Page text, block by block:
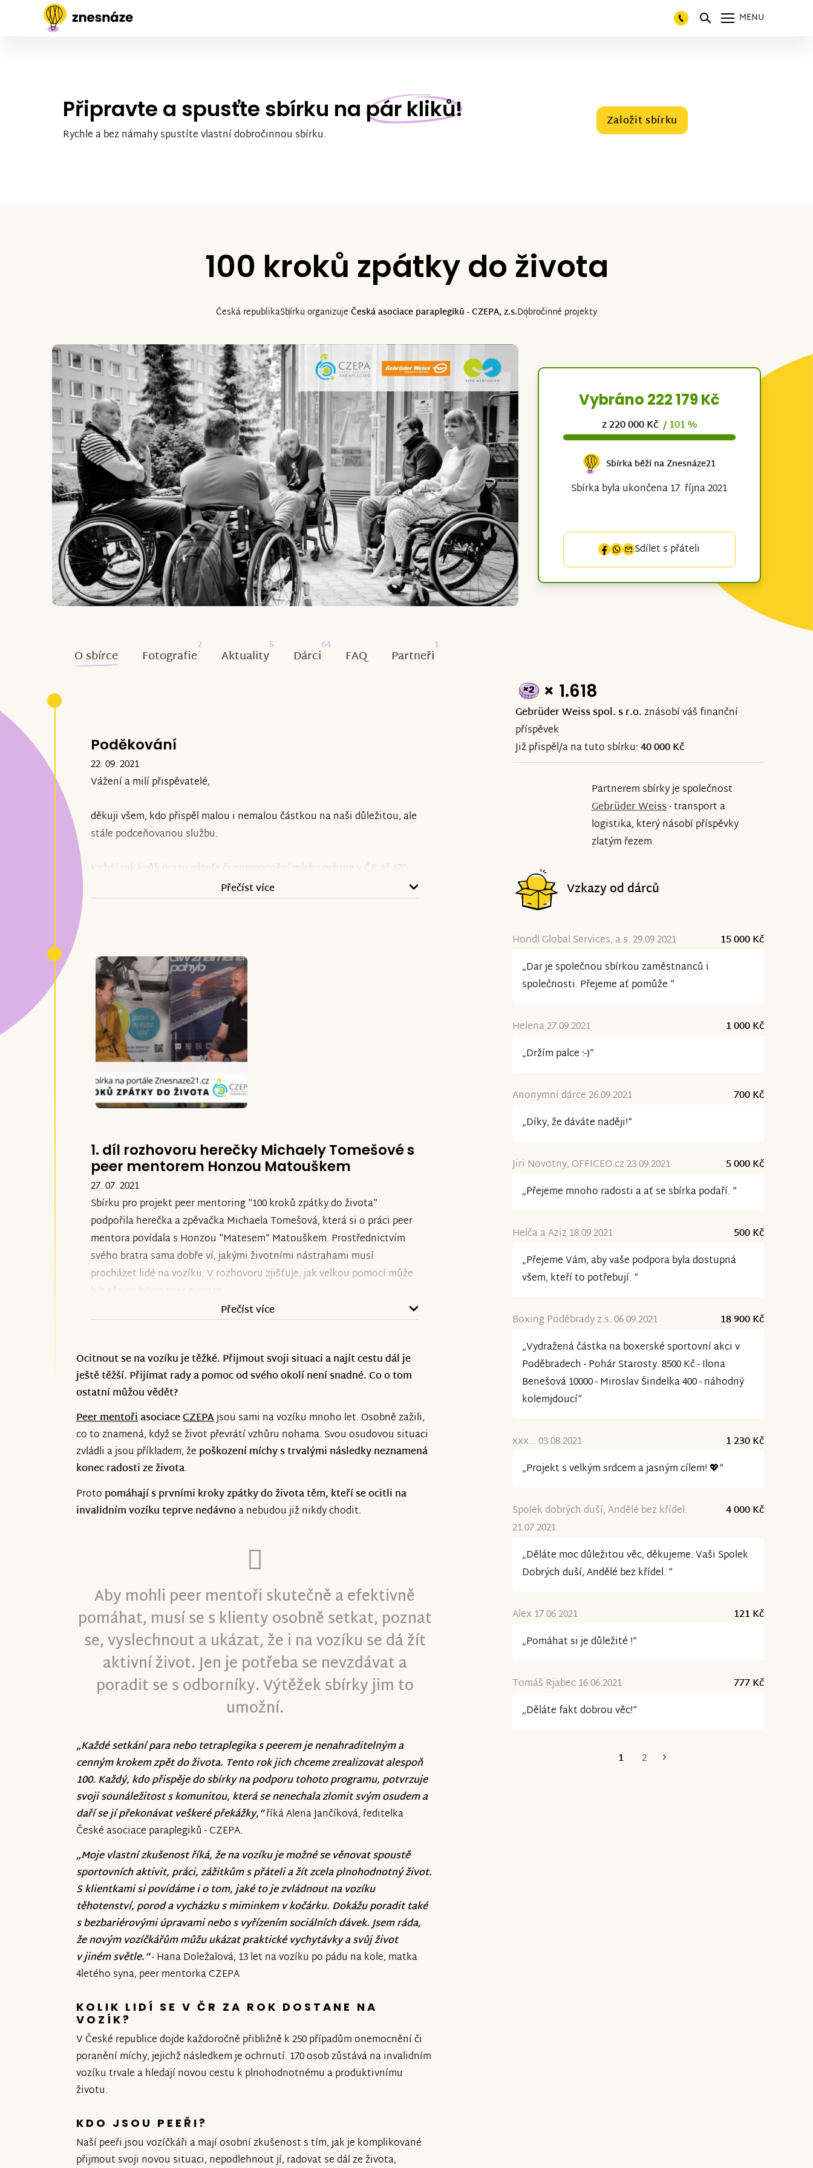
MENU
Připravte a spusťte sbírku na pár kliků!
Rychle a bez námahy spustíte vlastní dobročinnou sbírku.
Založit sbírku
100 kroků zpátky do života
Česká republikaSbírku organizuje Česká asociace paraplegiků - CZEPA, z.s.Dobročinné projekty
Vybráno 222 179 Kč
z 220 000 Kč / 101 %
Sbírka běží na Znesnáze21
Sbírka byla ukončena 17. října 2021
Sdílet s přáteli
O sbírce Fotografie
2
Aktuality
5
Dárci
64
FAQ Partneři
1
Poděkování
22. 09. 2021
Vážení a milí přispěvatelé,
děkuji všem, kdo přispěl malou i nemalou částkou na naši důležitou, ale
stále podceňovanou službu.
Každý rok kvůli úrazu páteře či onemocnění míchy ochrne v ČR až 170
Dobrá praxe ze zahraničí (Švýcarsko, Norsko) ukazuje, že nejlepší
metodou, jak vystoupit z traumatu a brzy přijmout svůj zdravotní stav
životě. A přitom by stačilo tak málo a nestydět se říct si o pomoc. Mít
vedle sebe někoho, kdo vám rozumí a ukáže, že život na vozíku
nekončí.
Všichni řeší bezbariérové úpravy bydlení, výběr a zajištění potřebných
kompenzačních pomůcek, základní soběstačnost v běžných
každodenních aktivitách, své pracovní zapojení i roli v rodině, ale
především psychicky zvládnout to, že už budete navždy „jinej“. Podporu
může čerpat člověk na vozíku i jeho rodina.
Alena Jančíková, ředitelka CZEPA
Přečíst více
1. díl rozhovoru herečky Michaely Tomešové s
peer mentorem Honzou Matouškem
27. 07. 2021
Sbírku pro projekt peer mentoring "100 kroků zpátky do života"
podpořila herečka a zpěvačka Michaela Tomešová, která si o práci peer
mentora povídala s Honzou "Matesem" Matouškem. Prostřednictvím
svého bratra sama dobře ví, jakými životními nástrahami musí
procházet lidé na vozíku. V rozhovoru zjišťuje, jak velkou pomocí může
být těmto lidem peer mentor.
Sledujte první díl rozhovoruZDE. Podporu můžete vyjádřit sdílením
Výtěžek sbírky umožní 100 setkání peerů a klientů, kteří potřebují
pomoci.
Více o projektu také na:
https://peermentor.cz
Přečíst více
Ocitnout se na vozíku je těžké. Přijmout svoji situaci a najít cestu dál je
ještě těžší. Přijímat rady a pomoc od svého okolí není snadné. Co o tom
ostatní můžou vědět?
Peer mentořiasociaceCZEPAjsou sami na vozíku mnoho let. Osobně zažili,
co to znamená, když se život převrátí vzhůru nohama. Svou osudovou situaci
zvládli a jsou příkladem, že poškození míchy s trvalými následky neznamená
konec radosti ze života.
Proto pomáhají s prvními kroky zpátky do života těm, kteří se ocitli na
invalidním vozíku teprve nedávnoa nebudou již nikdy chodit.
Aby mohli peer mentoři skutečně a efektivně
pomáhat, musí se s klienty osobně setkat, poznat
se, vyslechnout a ukázat, že i na vozíku se dá žít
aktivní život. Jen je potřeba se nevzdávat a
poradit se s odborníky. Výtěžek sbírky jim to
umožní.
„Každé setkání para nebo tetraplegika s peerem je nenahraditelným a
cenným krokem zpět do života. Tento rok jich chceme zrealizovat alespoň
100. Každý, kdo přispěje do sbírky na podporu tohoto programu, potvrzuje
svoji sounáležitost s komunitou, která se nenechala zlomit svým osudem a
daří se jí překonávat veškeré překážky,“říká Alena Jančíková, ředitelka
České asociace paraplegiků - CZEPA.
„Moje vlastní zkušenost říká, že na vozíku je možné se věnovat spoustě
sportovních aktivit, práci, zážitkům s přáteli a žít zcela plnohodnotný život.
S klientkami si povídáme i o tom, jaké to je zvládnout na vozíku
těhotenství, porod a vycházku s miminkem v kočárku. Dokážu poradit také
s bezbariérovými úpravami nebo s vyřízením sociálních dávek. Jsem ráda,
že novým vozíčkářům můžu ukázat praktické vychytávky a svůj život
v jiném světle.“- Hana Doležalová, 13 let na vozíku po pádu na kole, matka
4letého syna, peer mentorka CZEPA
KOLIK LIDÍ SE V ČR ZA ROK DOSTANE NA
VOZÍK?
V České republice dojde každoročně přibližně k 250 případům onemocnění či
poranění míchy, jejichž následkem je ochrnutí. 170 osob zůstává na invalidním
vozíku trvale a hledají novou cestu k plnohodnotnému a produktivnímu
životu.
KDO JSOU PEEŘI?
Naší peeři jsou vozíčkáři a mají osobní zkušenost s tím, jak je komplikované
přijmout svoji novou situaci, nepodlehnout jí, radovat se dál ze života,
× 1.618
Gebrüder Weiss spol. s r.o.znásobí váš finanční
příspěvek
Již přispěl/a na tuto sbírku:40 000 Kč
Partnerem sbírky je společnost
Gebrüder Weiss- transport a
logistika, který násobí příspěvky
zlatým řezem.
Vzkazy od dárců
Hondl Global Services, a.s. 29.09.2021
15 000 Kč
„Dar je společnou sbírkou zaměstnanců i
společnosti. Přejeme ať pomůže.“
Helena 27.09.2021
1 000 Kč
„Držím palce :-)“
Anonymní dárce 26.09.2021
700 Kč
„Díky, že dáváte naději!“
Jiri Novotny, OFFICEO.cz 23.09.2021
5 000 Kč
„Přejeme mnoho radosti a ať se sbírka podaří. “
Helča a Aziz 18.09.2021
500 Kč
„Přejeme Vám, aby vaše podpora byla dostupná
všem, kteří to potřebují. “
Boxing Poděbrady z.s. 06.09.2021
18 900 Kč
„Vydražená částka na boxerské sportovní akci v
Poděbradech - Pohár Starosty. 8500 Kč - Ilona
Benešová 10000 - Miroslav Šindelka 400 - náhodný
kolemjdoucí“
xxx... 03.08.2021
1 230 Kč
„Projekt s velkým srdcem a jasným cílem! 💖“
Spolek dobrých duší, Andělé bez křídel.
21.07.2021
4 000 Kč
„Děláte moc důležitou věc, děkujeme. Vaši Spolek
Dobrých duší, Andělé bez křídel. “
Alex 17.06.2021
121 Kč
„Pomáhat si je důležité !“
Tomáš Rjabec 16.06.2021
777 Kč
„Děláte fakt dobrou věc!“
1 2